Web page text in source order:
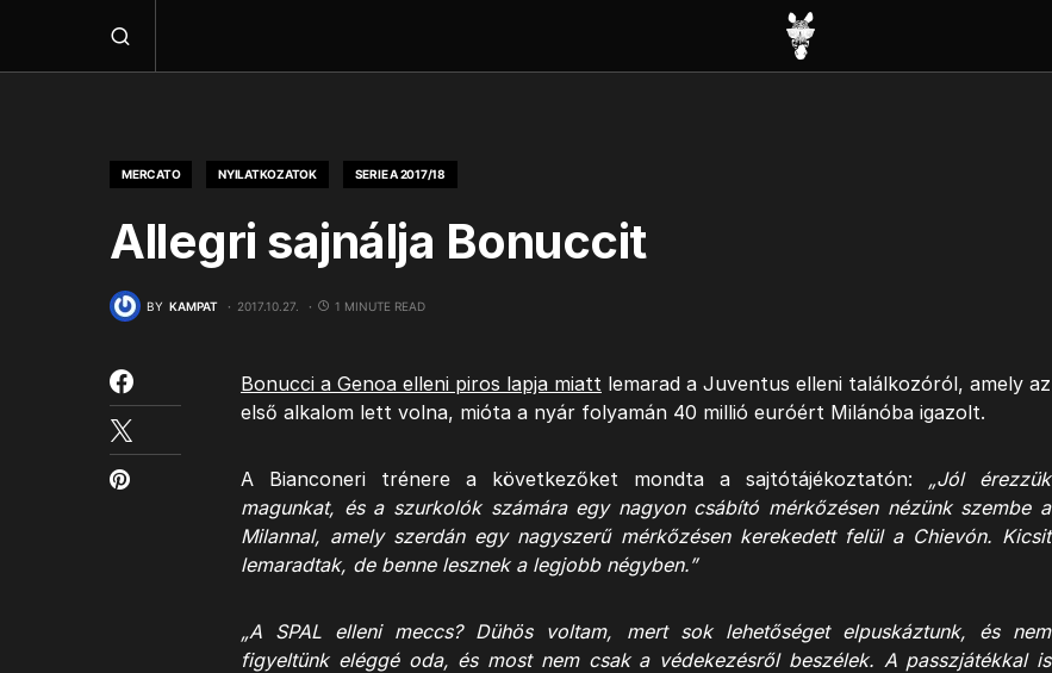
MERCATO NYILATKOZATOK SERIE A 2017/18
Allegri sajnálja Bonuccit
BY KAMPAT 2017.10.27. 1 MINUTE READ
Bonucci a Genoa elleni piros lapja miatt lemarad a Juventus elleni találkozóról, amely az
első alkalom lett volna, mióta a nyár folyamán 40 millió euróért Milánóba igazolt.
A Bianconeri trénere a következőket mondta a sajtótájékoztatón: „Jól érezzük
magunkat, és a szurkolók számára egy nagyon csábító mérkőzésen nézünk szembe a
Milannal, amely szerdán egy nagyszerű mérkőzésen kerekedett felül a Chievón. Kicsit
lemaradtak, de benne lesznek a legjobb négyben.”
„A SPAL elleni meccs? Dühös voltam, mert sok lehetőséget elpuskáztunk, és nem
figyeltünk eléggé oda, és most nem csak a védekezésről beszélek. A passzjátékkal is